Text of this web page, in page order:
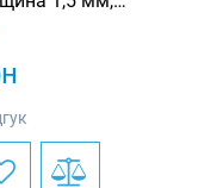
Eurotray